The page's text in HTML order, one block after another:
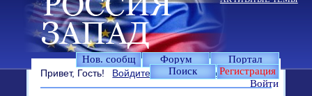
Нов. сообщ Форум
Портал
Поиск
Регистрация
Войти
Привет, Гость! Войдите илизарегистрируйтесь.